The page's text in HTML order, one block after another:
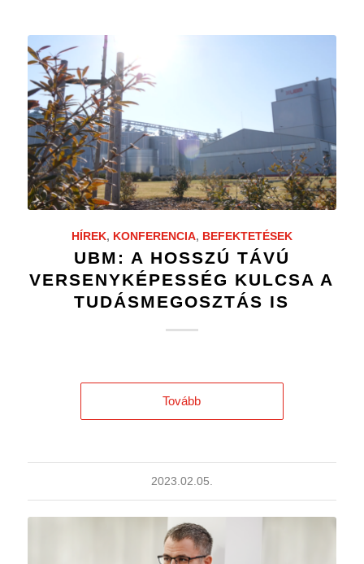
HÍREK, KONFERENCIA, BEFEKTETÉSEK
UBM: A HOSSZÚ TÁVÚ
VERSENYKÉPESSÉG KULCSA A
TUDÁSMEGOSZTÁS IS
Tovább
2023.02.05.